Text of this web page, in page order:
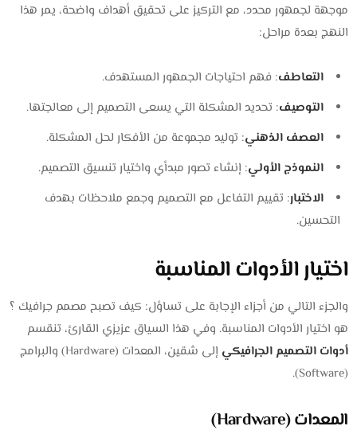
موجهة لجمهور محدد، مع التركيز على تحقيق أهداف واضحة، يمر هذا
النهج بعدة مراحل:
التعاطف: فهم احتياجات الجمهور المستهدف.
التوصيف: تحديد المشكلة التي يسعى التصميم إلى معالجتها.
العصف الذهني: توليد مجموعة من الأفكار لحل المشكلة.
النموذج الأولي: إنشاء تصور مبدأي واختيار تنسيق التصميم.
الاختبار: تقييم التفاعل مع التصميم وجمع ملاحظات بهدف
التحسين.
اختيار الأدوات المناسبة
والجزء التالي من أجزاء الإجابة على تساؤل: كيف تصبح مصمم جرافيك ؟
هو اختيار الأدوات المناسبة. وفي هذا السياق عزيزي القارئ، تنقسم
أدوات التصميم الجرافيكي
إلى شقين، المعدات (Hardware) والبرامج
(Software).
المعدات (Hardware)